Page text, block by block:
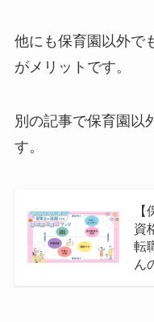
他にも保育園以外で
がメリットです。
別の記事で保育園以
す。
資
転
ん